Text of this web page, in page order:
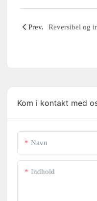
Prev.
Kom i kontakt med
Navn
Indhold